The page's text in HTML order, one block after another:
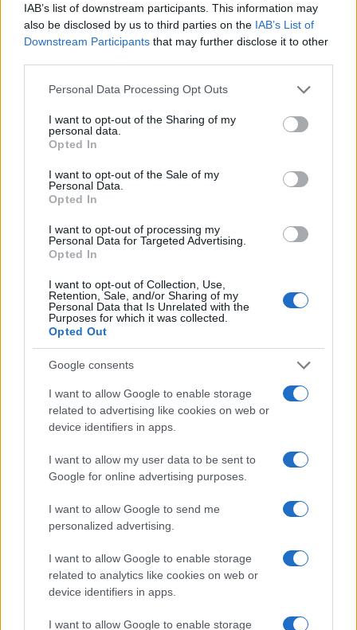
IAB’s list of downstream participants. This information may
also be disclosed by us to third parties on the IAB’s List of
Downstream Participants that may further disclose it to other
Please note that this website/app uses one or more Google
not limited to your visit or usage behaviour. You may click to
grant or deny consent to Google and its third-party tags to
use your data for below specified purposes in below Google
consent section.
Personal Data Processing Opt Outs
I want to opt-out of the Sharing of my
personal data.
Opted In
I want to opt-out of the Sale of my
Personal Data.
Opted In
I want to opt-out of processing my
Personal Data for Targeted Advertising.
Opted In
I want to opt-out of Collection, Use,
Retention, Sale, and/or Sharing of my
Personal Data that Is Unrelated with the
Purposes for which it was collected.
Opted Out
Google consents
I want to allow Google to enable storage
related to advertising like cookies on web or
device identifiers in apps.
I want to allow my user data to be sent to
Google for online advertising purposes.
I want to allow Google to send me
personalized advertising.
I want to allow Google to enable storage
related to analytics like cookies on web or
device identifiers in apps.
I want to allow Google to enable storage
FUORI PORTA
Odissea e Spider-Man: i film che hanno rivoluzionato
Alessandro Tassinari · 5 Ago 2026